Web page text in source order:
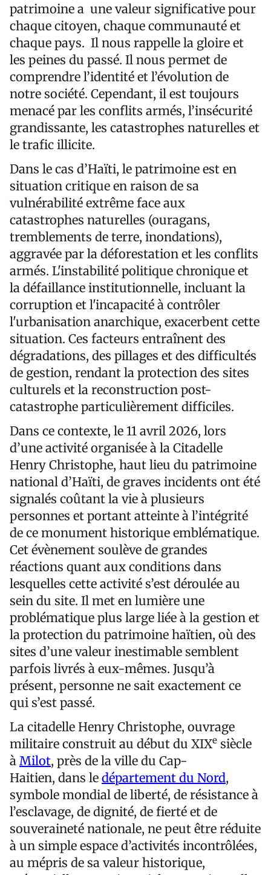
patrimoine a une valeur significative pour
chaque citoyen, chaque communauté et
chaque pays. Il nous rappelle la gloire et
les peines du passé. Il nous permet de
comprendre l’identité et l’évolution de
notre société. Cependant, il est toujours
menacé par les conflits armés, l’insécurité
grandissante, les catastrophes naturelles et
le trafic illicite.
Dans le cas d’Haïti, le patrimoine est en
situation critique en raison de sa
vulnérabilité extrême face aux
catastrophes naturelles (ouragans,
tremblements de terre, inondations),
aggravée par la déforestation et les conflits
armés. L'instabilité politique chronique et
la défaillance institutionnelle, incluant la
corruption et l'incapacité à contrôler
l'urbanisation anarchique, exacerbent cette
situation. Ces facteurs entraînent des
dégradations, des pillages et des difficultés
de gestion, rendant la protection des sites
culturels et la reconstruction post-
catastrophe particulièrement difficiles.
Dans ce contexte, le 11 avril 2026, lors
d’une activité organisée à la Citadelle
Henry Christophe, haut lieu du patrimoine
national d’Haïti, de graves incidents ont été
signalés coûtant la vie à plusieurs
personnes et portant atteinte à l’intégrité
de ce monument historique emblématique.
Cet évènement soulève de grandes
réactions quant aux conditions dans
lesquelles cette activité s’est déroulée au
sein du site. Il met en lumière une
problématique plus large liée à la gestion et
la protection du patrimoine haïtien, où des
sites d’une valeur inestimable semblent
parfois livrés à eux-mêmes. Jusqu’à
présent, personne ne sait exactement ce
qui s’est passé.
La citadelle Henry Christophe, ouvrage
militaire construit au début du XIXe siècle
à Milot, près de la ville du Cap-
Haitien, dans le département du Nord,
symbole mondial de liberté, de résistance à
l’esclavage, de dignité, de fierté et de
souveraineté nationale, ne peut être réduite
à un simple espace d’activités incontrôlées,
au mépris de sa valeur historique,